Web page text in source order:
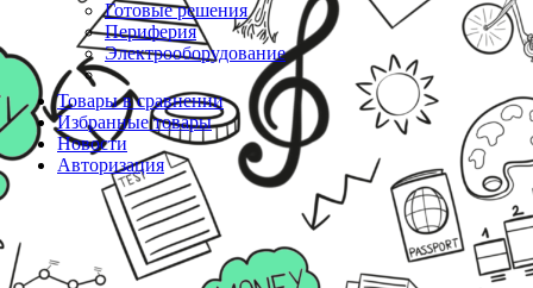
Готовые решения
Периферия
Электрооборудование
Товары в сравнении
Избранные товары
Новости
Авторизация